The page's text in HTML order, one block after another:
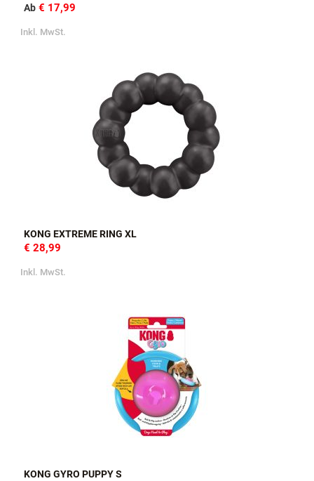
Ab € 17,99
Inkl. MwSt.
KONG EXTREME RING XL
€ 28,99
Inkl. MwSt.
KONG GYRO PUPPY S